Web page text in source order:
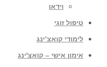
וידאו
טיפול זוגי
לימודי קואצ’ינג
אימון אישי – קואצ'ינג